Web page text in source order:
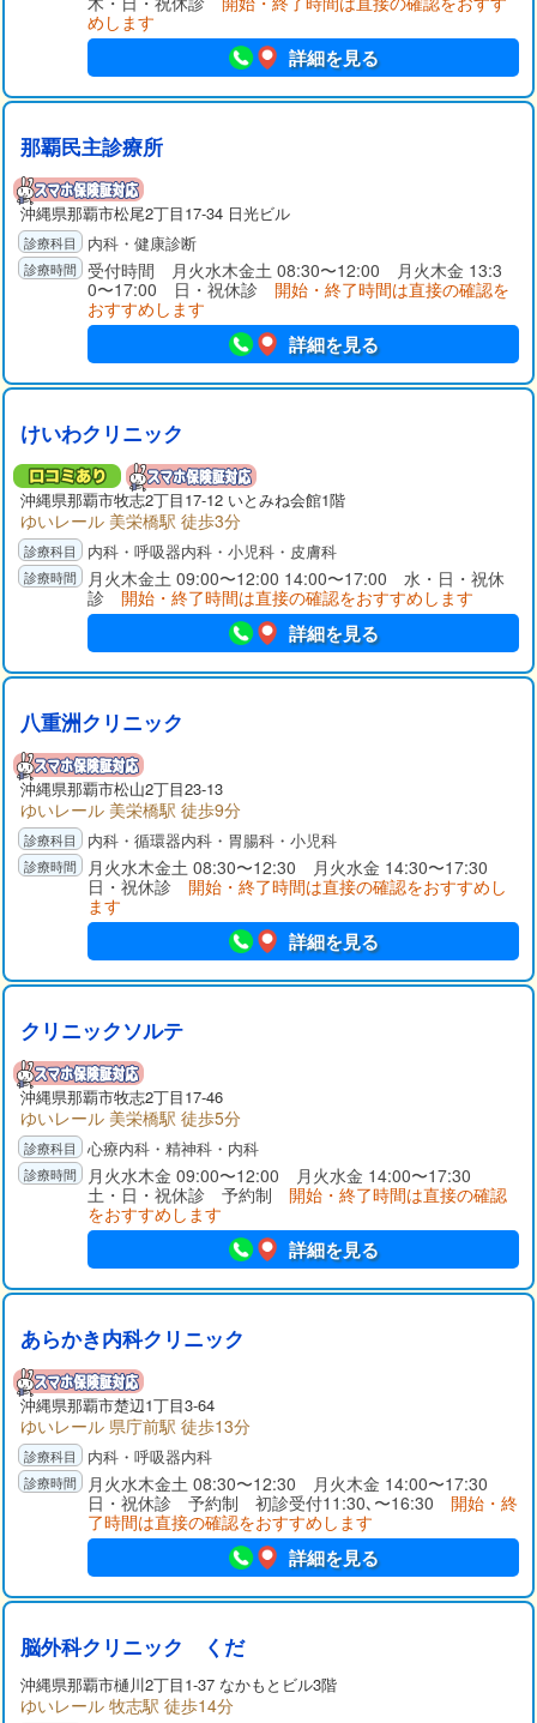
めします
詳細を見る
那覇民主診療所
沖縄県那覇市松尾2丁目17-34 日光ビル
内科・健康診断
受付時間 月火水木金土 08:30〜12:00 月火木金 13:3
0〜17:00 日・祝休診 開始・終了時間は直接の確認を
おすすめします
詳細を見る
けいわクリニック
沖縄県那覇市牧志2丁目17-12 いとみね会館1階
ゆいレール 美栄橋駅 徒歩3分
内科・呼吸器内科・小児科・皮膚科
月火木金土 09:00〜12:00 14:00〜17:00 水・日・祝休
診 開始・終了時間は直接の確認をおすすめします
詳細を見る
八重洲クリニック
沖縄県那覇市松山2丁目23-13
ゆいレール 美栄橋駅 徒歩9分
内科・循環器内科・胃腸科・小児科
月火水木金土 08:30〜12:30 月火水金 14:30〜17:30
日・祝休診 開始・終了時間は直接の確認をおすすめし
ます
詳細を見る
クリニックソルテ
沖縄県那覇市牧志2丁目17-46
ゆいレール 美栄橋駅 徒歩5分
心療内科・精神科・内科
月火水木金 09:00〜12:00 月火水金 14:00〜17:30
土・日・祝休診 予約制 開始・終了時間は直接の確認
をおすすめします
詳細を見る
あらかき内科クリニック
沖縄県那覇市楚辺1丁目3-64
ゆいレール 県庁前駅 徒歩13分
内科・呼吸器内科
月火水木金土 08:30〜12:30 月火木金 14:00〜17:30
日・祝休診 予約制 初診受付11:30､〜16:30 開始・終
了時間は直接の確認をおすすめします
詳細を見る
脳外科クリニック くだ
沖縄県那覇市樋川2丁目1-37 なかもとビル3階
ゆいレール 牧志駅 徒歩14分